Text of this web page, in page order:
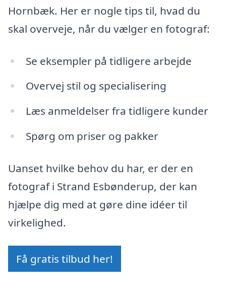
Hornbæk. Her er nogle tips til, hvad du
skal overveje, når du vælger en fotograf:
Se eksempler på tidligere arbejde
Overvej stil og specialisering
Læs anmeldelser fra tidligere kunder
Spørg om priser og pakker
Uanset hvilke behov du har, er der en
fotograf i Strand Esbønderup, der kan
hjælpe dig med at gøre dine idéer til
virkelighed.
Få gratis tilbud her!